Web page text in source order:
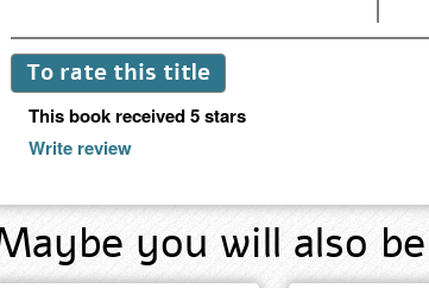
To rate this title
This book received 5 stars
Write review
you will also